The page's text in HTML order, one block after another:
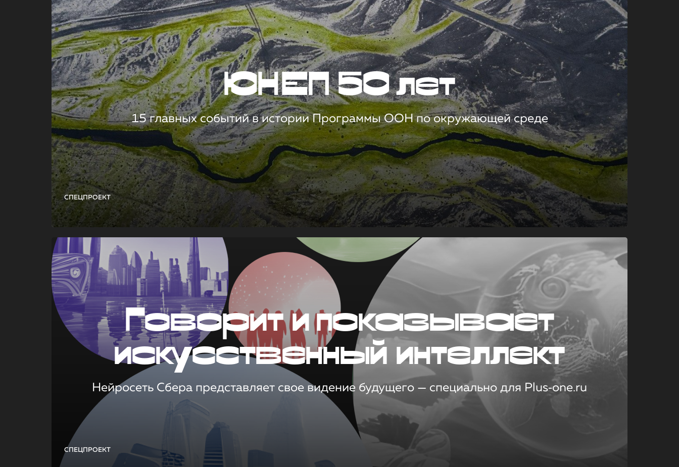
СПЕЦПРОЕКТ
ЮНЕП 50 лет
15 главных событий в истории Программы ООН по окружающей среде
СПЕЦПРОЕКТ
Говорит и показывает
искусственный интеллект
Нейросеть Сбера представляет свое видение будущего — специально для Plus‑one.ru